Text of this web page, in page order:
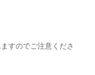
すのでご注意くださ